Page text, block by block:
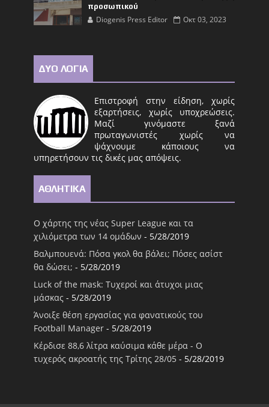
προσωπικού
Diogenis Press Editor Οκτ 03, 2023
ΔΥΟ ΛΟΓΙΑ
Επιστροφή στην είδηση, χωρίς
εξαρτήσεις, χωρίς υποχρεώσεις.
Μαζί γινόμαστε ξανά
πρωταγωνιστές χωρίς να
ψάχνουμε κάποιους να
υπηρετήσουν τις δικές μας απόψεις.
ΑΘΛΗΤΙΚΑ
Ο χάρτης της νέας Super League και τα
χιλιόμετρα των 14 ομάδων - 5/28/2019
Βαλμπουενά: Πόσα γκολ θα βάλει; Πόσες ασίστ
θα δώσει; - 5/28/2019
Luck of the mask: Τυχεροί και άτυχοι μιας
μάσκας - 5/28/2019
Άνοιξε θέση εργασίας για φανατικούς του
Football Μanager - 5/28/2019
Κέρδισε 88,6 λίτρα καύσιμα κάθε μέρα - Ο
τυχερός ακροατής της Τρίτης 28/05 - 5/28/2019